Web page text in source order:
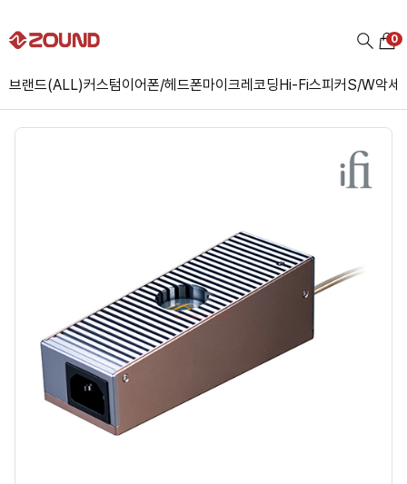
브랜드(ALL)커스텀이어폰/헤드폰마이크레코딩Hi-Fi스피커S/W악세
0